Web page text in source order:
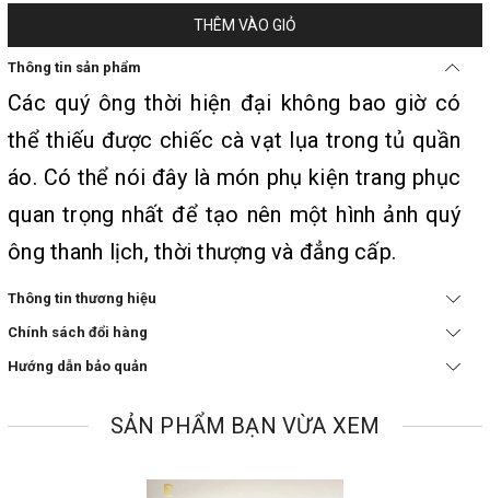
THÊM VÀO GIỎ
Thông tin sản phẩm
Các quý ông thời hiện đại không bao giờ có
thể thiếu được chiếc cà vạt lụa trong tủ quần
áo. Có thể nói đây là món phụ kiện trang phục
quan trọng nhất để tạo nên một hình ảnh quý
ông thanh lịch, thời thượng và đẳng cấp.
Thông tin thương hiệu
Chính sách đổi hàng
Hướng dẫn bảo quản
SẢN PHẨM BẠN VỪA XEM